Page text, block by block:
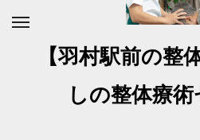
【羽村駅前の
しの整体療